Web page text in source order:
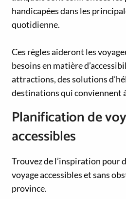
handicapées dans les
quotidienne.
Ces règles aideront les
besoins en matière
attractions, des solutions
destinations qui conviennent
Planification de
accessibles
Trouvez de l’inspiration pour
voyage accessibles et sans
province.